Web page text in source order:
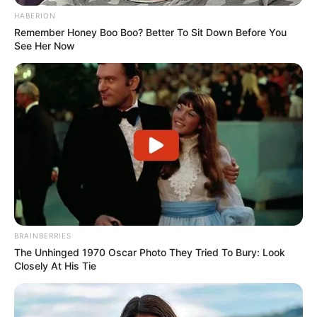
HABERION
Remember Honey Boo Boo? Better To Sit Down Before You
See Her Now
BRAINBERRIES
The Unhinged 1970 Oscar Photo They Tried To Bury: Look
Closely At His Tie